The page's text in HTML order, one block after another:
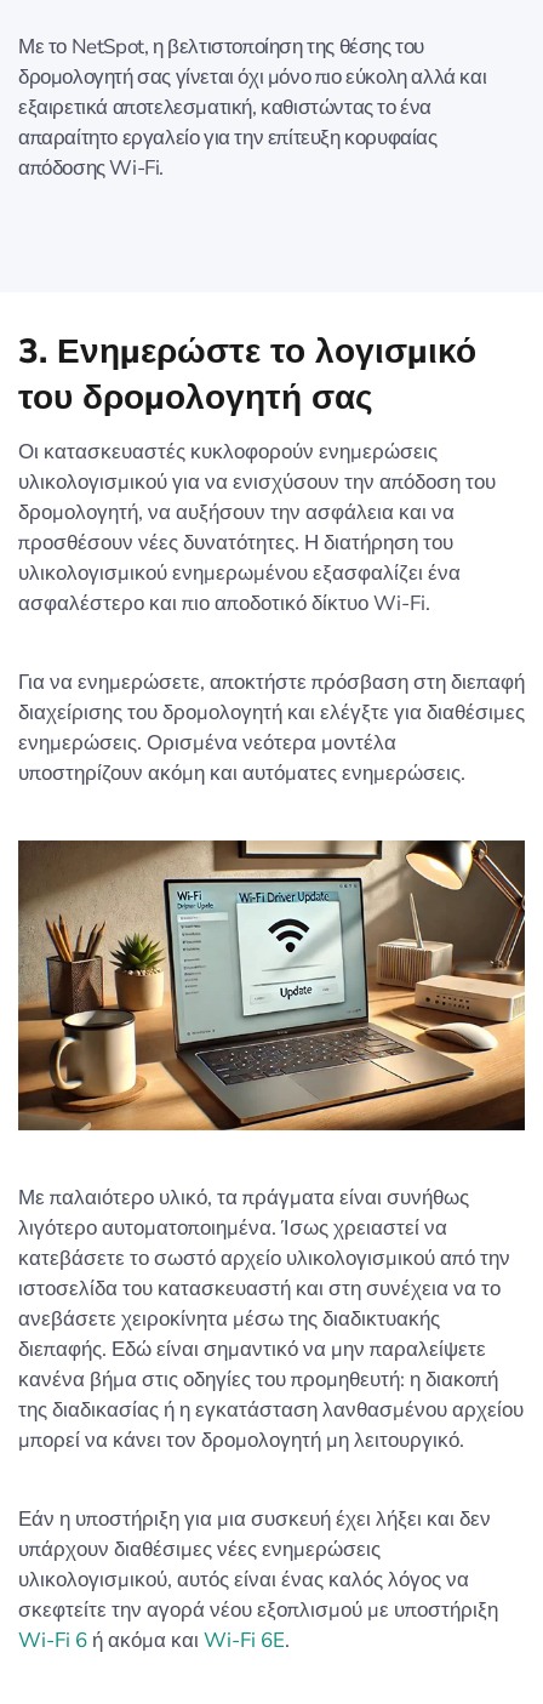
Με το NetSpot, η βελτιστοποίηση της θέσης του
δρομολογητή σας γίνεται όχι μόνο πιο εύκολη αλλά και
εξαιρετικά αποτελεσματική, καθιστώντας το ένα
απαραίτητο εργαλείο για την επίτευξη κορυφαίας
απόδοσης Wi-Fi.
3. Ενημερώστε το λογισμικό
του δρομολογητή σας
Οι κατασκευαστές κυκλοφορούν ενημερώσεις
υλικολογισμικού για να ενισχύσουν την απόδοση του
δρομολογητή, να αυξήσουν την ασφάλεια και να
προσθέσουν νέες δυνατότητες. Η διατήρηση του
υλικολογισμικού ενημερωμένου εξασφαλίζει ένα
ασφαλέστερο και πιο αποδοτικό δίκτυο Wi-Fi.
Για να ενημερώσετε, αποκτήστε πρόσβαση στη διεπαφή
διαχείρισης του δρομολογητή και ελέγξτε για διαθέσιμες
ενημερώσεις. Ορισμένα νεότερα μοντέλα
υποστηρίζουν ακόμη και αυτόματες ενημερώσεις.
Με παλαιότερο υλικό, τα πράγματα είναι συνήθως
λιγότερο αυτοματοποιημένα. Ίσως χρειαστεί να
κατεβάσετε το σωστό αρχείο υλικολογισμικού από την
ιστοσελίδα του κατασκευαστή και στη συνέχεια να το
ανεβάσετε χειροκίνητα μέσω της διαδικτυακής
διεπαφής. Εδώ είναι σημαντικό να μην παραλείψετε
κανένα βήμα στις οδηγίες του προμηθευτή: η διακοπή
της διαδικασίας ή η εγκατάσταση λανθασμένου αρχείου
μπορεί να κάνει τον δρομολογητή μη λειτουργικό.
Εάν η υποστήριξη για μια συσκευή έχει λήξει και δεν
υπάρχουν διαθέσιμες νέες ενημερώσεις
υλικολογισμικού, αυτός είναι ένας καλός λόγος να
σκεφτείτε την αγορά νέου εξοπλισμού με υποστήριξη
Wi-Fi 6 ή ακόμα και Wi-Fi 6E.